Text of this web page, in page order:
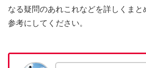
なる疑問のあれこれなどを詳しくまと
参考にしてください。